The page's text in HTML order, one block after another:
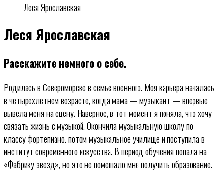
Леся Ярославская
Леся Ярославская
Расскажите немного о себе.
Родилась в Североморске в семье военного. Моя карьера началась
в четырехлетнем возрасте, когда мама — музыкант — впервые
вывела меня на сцену. Наверное, в тот момент я поняла, что хочу
связать жизнь с музыкой. Окончила музыкальную школу по
классу фортепиано, потом музыкальное училище и поступила в
институт современного искусства. В период обучения попала на
«Фабрику звезд», но это не помешало мне получить образование.